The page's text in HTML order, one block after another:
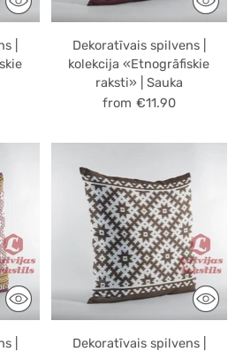
|
Dekoratīvais spilvens |
kolekcija «Etnogrāfiskie
raksti» | Sauka
from €11.90
|
Dekoratīvais spilvens |